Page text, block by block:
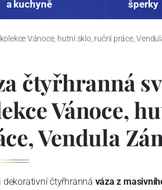
a kuchyně
šperky
Vánoce, hutní sklo, ruční práce,
čtyřhranná
Vánoce,
Vendula
dekorativní čtyřhranná váza z